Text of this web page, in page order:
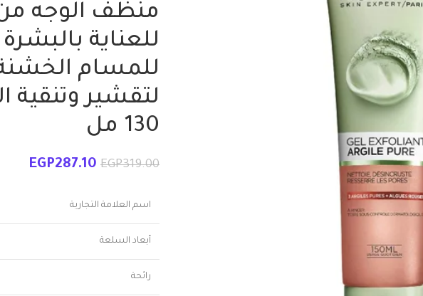
منظف الوجه من
للعناية
للمسام
لتقشير وتنقية
130 مل
EGP319.00
EGP287.10
اسم العلامة التجارية
أبعاد السلعة
رائحة